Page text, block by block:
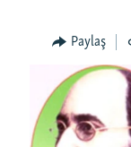
Paylaş